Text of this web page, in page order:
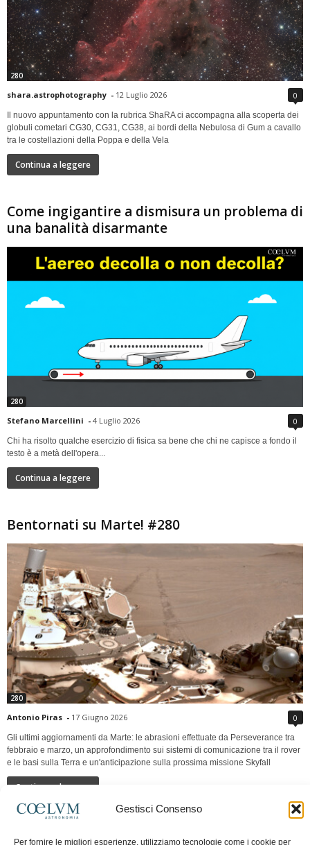
Gestisci Consenso
Per fornire le migliori esperienze, utilizziamo tecnologie come i cookie per
280
shara.astrophotography - 12 Luglio 2026 0
Il nuovo appuntamento con la rubrica ShaRA ci accompagna alla scoperta dei
globuli cometari CG30, CG31, CG38, ai bordi della Nebulosa di Gum a cavallo
tra le costellazioni della Poppa e della Vela
Continua a leggere
Come ingigantire a dismisura un problema di
una banalità disarmante
280
Stefano Marcellini - 4 Luglio 2026 0
Chi ha risolto qualche esercizio di fisica sa bene che chi ne capisce a fondo il
testo è a metà dell'opera...
Continua a leggere
Bentornati su Marte! #280
280
Antonio Piras - 17 Giugno 2026 0
Gli ultimi aggiornamenti da Marte: le abrasioni effettuate da Perseverance tra
febbraio e marzo, un approfondimento sui sistemi di comunicazione tra il rover
e le basi sulla Terra e un'anticipazione sulla prossima missione Skyfall
Continua a leggere